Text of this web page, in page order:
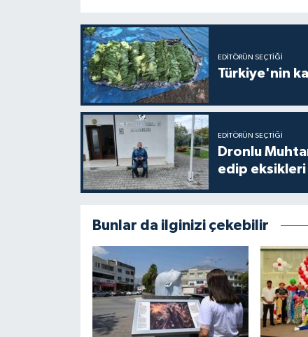
EDITÖRÜN SEÇTIĞI
Türkiye'nin
EDITÖRÜN SEÇTIĞI
Dronlu
edip
Bunlar da ilginizi çekebilir